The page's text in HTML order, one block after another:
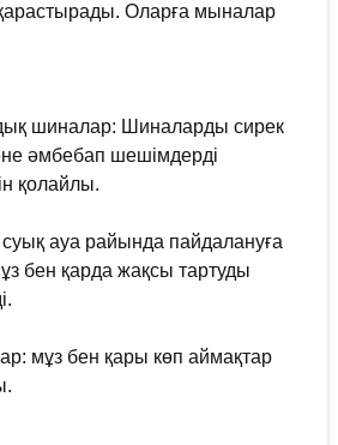
Оларға мыналар
шиналар: Шиналарды сирек
әмбебап шешімдерді
қолайлы.
ауа райында пайдалануға
бен қарда жақсы тартуды
мұз бен қары көп аймақтар